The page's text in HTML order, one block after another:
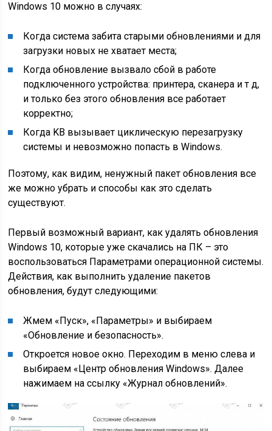
Windows 10 можно в случаях:
Когда система забита старыми обновлениями и для
загрузки новых не хватает места;
Когда обновление вызвало сбой в работе
подключенного устройства: принтера, сканера и т д,
и только без этого обновления все работает
корректно;
Когда KB вызывает циклическую перезагрузку
системы и невозможно попасть в Windows.
Поэтому, как видим, ненужный пакет обновления все
же можно убрать и способы как это сделать
существуют.
Первый возможный вариант, как удалять обновления
Windows 10, которые уже скачались на ПК – это
воспользоваться Параметрами операционной системы.
Действия, как выполнить удаление пакетов
обновления, будут следующими:
Жмем «Пуск», «Параметры» и выбираем
«Обновление и безопасность».
Откроется новое окно. Переходим в меню слева и
выбираем «Центр обновления Windows». Далее
нажимаем на ссылку «Журнал обновлений».